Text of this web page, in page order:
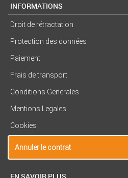
INFORMATIONS
Droit de rétractation
Protection des données
Paiement
Frais de transport
Conditions Generales
Mentions Legales
Cookies
Annuler le contrat
EN SAVOIR PLUS...